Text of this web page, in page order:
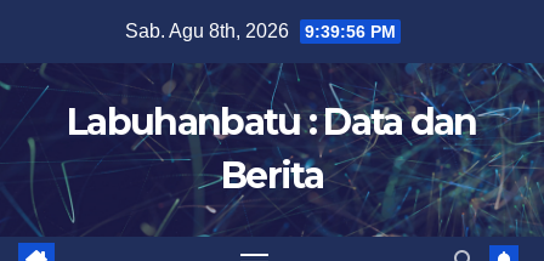
content
Sab. Agu 8th, 2026 9:39:57 PM
Labuhanbatu : Data dan
Berita